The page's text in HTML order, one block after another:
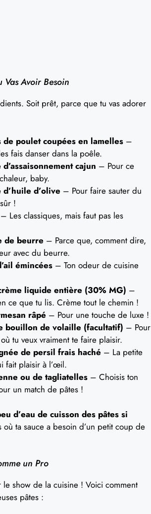
Vas Avoir Besoin
Soit prêt, parce que tu vas adorer
de poulet coupées en lamelles –
fais danser dans la poêle.
cajun – Pour ce
baby.
d’huile d’olive – Pour faire sauter du
!
– Les classiques, mais faut pas les
de beurre – Parce que, comment dire,
avec du beurre.
émincées – Ton odeur de cuisine
liquide entière (30% MG) –
ce que tu lis. Crème tout le chemin !
râpé – Pour une touche de luxe !
bouillon de volaille (facultatif) – Pour
tu veux vraiment te faire plaisir.
de persil frais haché – La petite
fait plaisir à l’œil.
ou de tagliatelles – Choisis ton
un match de pâtes !
d’eau de cuisson des pâtes si
où ta sauce a besoin d’un petit coup de
un Pro
show de la cuisine ! Voici comment
pâtes :